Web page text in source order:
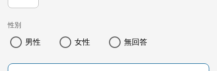
性別
男性 女性 無回答